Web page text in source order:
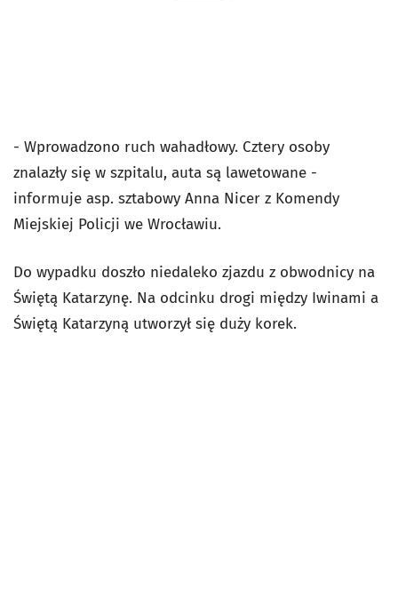
- Wprowadzono ruch wahadłowy. Cztery osoby
znalazły się w szpitalu, auta są lawetowane -
informuje asp. sztabowy Anna Nicer z Komendy
Miejskiej Policji we Wrocławiu.
Do wypadku doszło niedaleko zjazdu z obwodnicy na
Świętą Katarzynę. Na odcinku drogi między Iwinami a
Świętą Katarzyną utworzył się duży korek.